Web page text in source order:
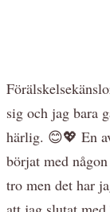
sig och jag bara
härlig. 😊💖 En
börjat med
tro men det har